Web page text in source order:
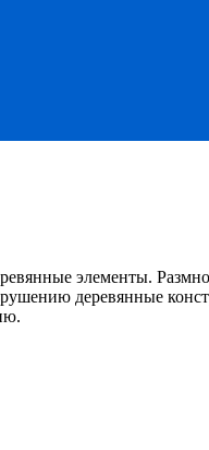
элементы.
деревянные